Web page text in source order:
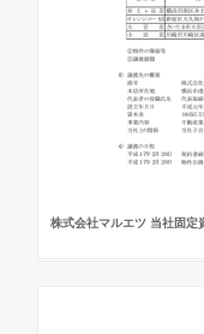
株式会社マルエツ 当社固定